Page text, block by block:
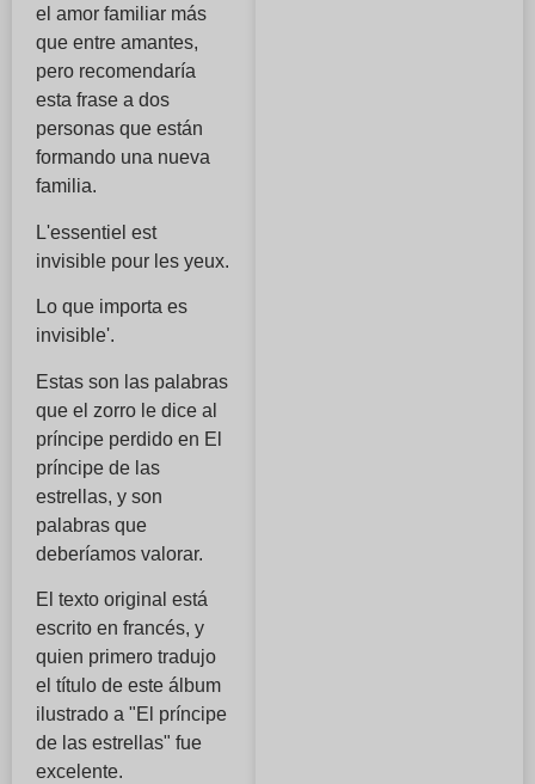
el amor familiar más
que entre amantes,
pero recomendaría
esta frase a dos
personas que están
formando una nueva
familia.
L'essentiel est
invisible pour les yeux.
Lo que importa es
invisible'.
Estas son las palabras
que el zorro le dice al
príncipe perdido en El
príncipe de las
estrellas, y son
palabras que
deberíamos valorar.
El texto original está
escrito en francés, y
quien primero tradujo
el título de este álbum
ilustrado a "El príncipe
de las estrellas" fue
excelente.